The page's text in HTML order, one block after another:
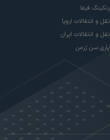
رنکینگ فیفا
نقل و انتقالات اروپا
نقل و انتقالات ایران
پاری سن ژرمن